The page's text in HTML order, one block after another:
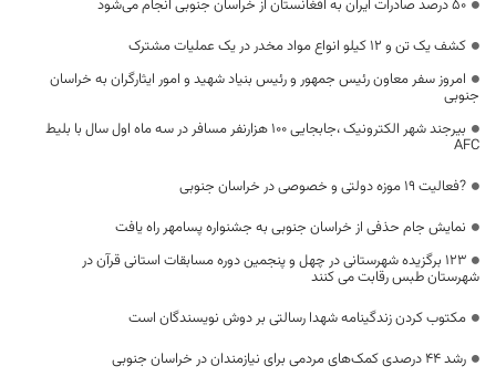
۵۰ درصد صادرات ایران به افغانستان از خراسان جنوبی انجام می‌شود
کشف یک تن و 12 کیلو انواع مواد مخدر در یک عملیات مشترک
امروز سفر معاون رئیس جمهور و رئیس بنیاد شهید و امور ایثارگران به خراسان
جنوبی
بیرجند شهر الکترونیک ،جابجایی 100 هزارنفر مسافر در سه ماه اول سال با بلیط
AFC
?فعالیت 19 موزه دولتی و خصوصی در خراسان جنوبی
نمایش جام حذفی از خراسان جنوبی به جشنواره پسامهر راه یافت
123 برگزیده شهرستانی در چهل و پنجمین دوره مسابقات استانی قرآن در
شهرستان طبس رقابت می کنند
مکتوب کردن زندگینامه شهدا رسالتی بر دوش نویسندگان است
رشد ۴۴ درصدی کمک‌های مردمی برای نیازمندان در خراسان جنوبی